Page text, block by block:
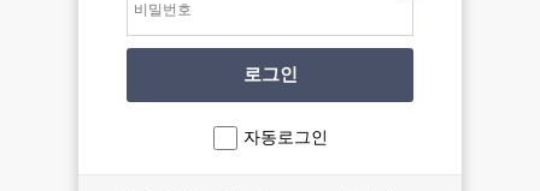
자동로그인